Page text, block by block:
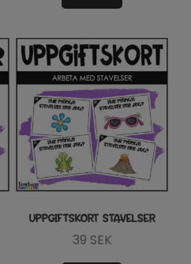
UPPGIFTSKORT STAVELSER
39 SEK